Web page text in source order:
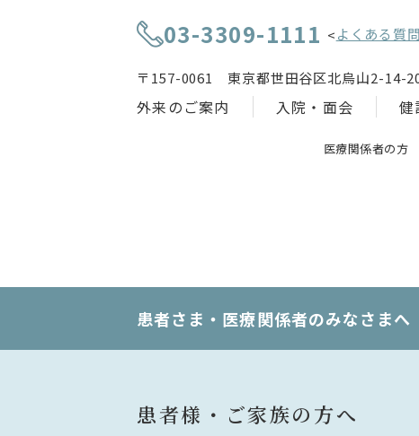
03-3309-1111 <よくある質問
〒157-0061 東京都世田谷区北烏山2-14-
外来のご案内 入院・面会 健
医療関係者の方
患者さま・医療関係者のみなさま
患者様・ご家族の方へ